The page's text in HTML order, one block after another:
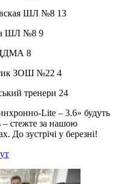
ШЛ №8 13
ШЛ №8 9
ДДМА 8
ЗОШ №22 4
тренери 24
Lite – 3.6» будуть
– стежте за нашою
До зустрічі у березні!